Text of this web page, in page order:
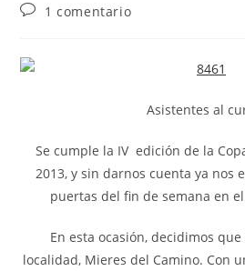
1 comentario
Asistentes al
Se cumple la IV edición de la
2013, y sin darnos cuenta ya nos
puertas del fin de semana en
En esta ocasión, decidimos
localidad, Mieres del Camino. Con